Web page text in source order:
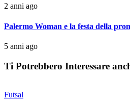
2 anni ago
Palermo Woman e la festa della
5 anni ago
Ti Potrebbero Interessare
Futsal